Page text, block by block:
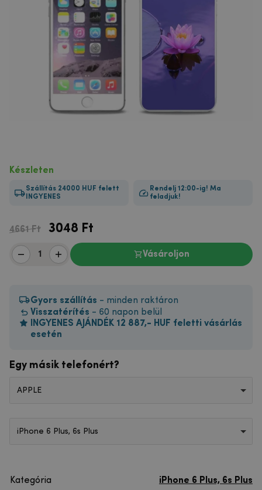
Készleten
Szállítás 24000 HUF felett
INGYENES
Rendelj 12:00-ig! Ma
feladjuk!
4661 Ft 3048 Ft
Vásároljon
Gyors szállítás - minden raktáron
Visszatérítés - 60 napon belül
INGYENES AJÁNDÉK 12 887,- HUF feletti vásárlás
esetén
Egy másik telefonért?
APPLE
iPhone 6 Plus, 6s Plus
Kategória
iPhone 6 Plus, 6s Plus